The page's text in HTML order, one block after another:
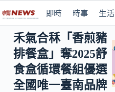
即時 時事 生活
禾氣合秝「香煎豬
排餐盒」奪2025舒
食盒循環餐組優選
全國唯一臺南品牌